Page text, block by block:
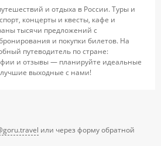
и отдыха в России. Туры и
концерты и квесты, кафе и
тысячи предложений с
и покупки билетов. На
путеводитель по стране:
и отзывы — планируйте идеальные
выходные с нами!
или через форму обратной